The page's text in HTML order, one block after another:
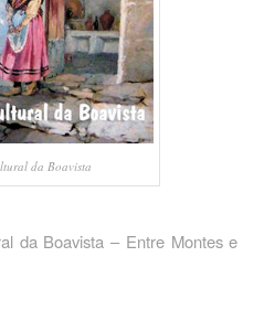
da Boavista
da Boavista – Entre Montes e